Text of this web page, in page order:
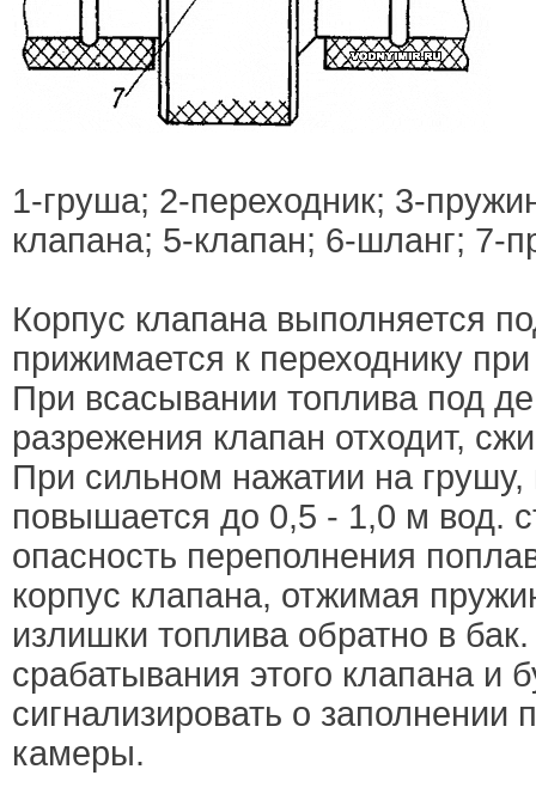
1-груша; 2-переходник; 3-
клапана; 5-клапан; 6-шланг; 7-
Корпус клапана выполняется
прижимается к переходнику
При всасывании топлива под
разрежения клапан отходит,
При сильном нажатии на грушу,
повышается до 0,5 - 1,0 м вод.
опасность переполнения
корпус клапана, отжимая
излишки топлива обратно в бак.
срабатывания этого клапана и
сигнализировать о заполнении
камеры.